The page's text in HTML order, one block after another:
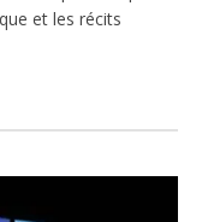
et les récits